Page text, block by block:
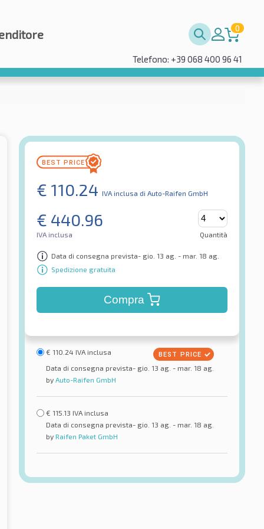
0
Telefono: +39 068 400 96 41
€ 110.24 IVA inclusa di Auto-Raifen GmbH
€ 440.96
IVA inclusa Quantità
Data di consegna prevista- gio. 13 ag. - mar. 18 ag.
Spedizione gratuita
Compra
€ 110.24 IVA inclusa
Data di consegna prevista- gio. 13 ag. - mar. 18 ag.
by Auto-Raifen GmbH
€ 115.13 IVA inclusa
Data di consegna prevista- gio. 13 ag. - mar. 18 ag.
by Raifen Paket GmbH